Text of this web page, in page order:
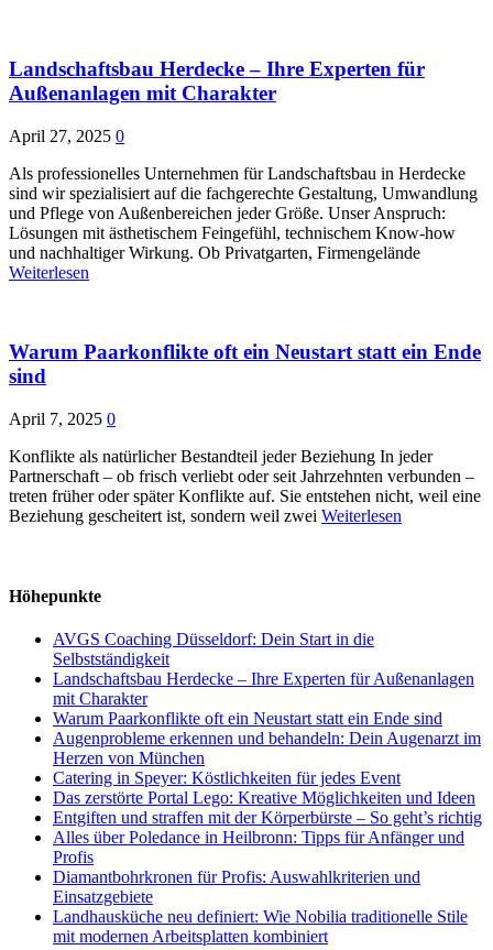
Landschaftsbau Herdecke – Ihre Experten für
Außenanlagen mit Charakter
April 27, 2025 0
Als professionelles Unternehmen für Landschaftsbau in Herdecke
sind wir spezialisiert auf die fachgerechte Gestaltung, Umwandlung
und Pflege von Außenbereichen jeder Größe. Unser Anspruch:
Lösungen mit ästhetischem Feingefühl, technischem Know-how
und nachhaltiger Wirkung. Ob Privatgarten, Firmengelände
Weiterlesen
Warum Paarkonflikte oft ein Neustart statt ein Ende
sind
April 7, 2025 0
Konflikte als natürlicher Bestandteil jeder Beziehung In jeder
Partnerschaft – ob frisch verliebt oder seit Jahrzehnten verbunden –
treten früher oder später Konflikte auf. Sie entstehen nicht, weil eine
Beziehung gescheitert ist, sondern weil zwei Weiterlesen
Höhepunkte
AVGS Coaching Düsseldorf: Dein Start in die
Selbstständigkeit
Landschaftsbau Herdecke – Ihre Experten für Außenanlagen
mit Charakter
Warum Paarkonflikte oft ein Neustart statt ein Ende sind
Augenprobleme erkennen und behandeln: Dein Augenarzt im
Herzen von München
Catering in Speyer: Köstlichkeiten für jedes Event
Das zerstörte Portal Lego: Kreative Möglichkeiten und Ideen
Entgiften und straffen mit der Körperbürste – So geht’s richtig
Alles über Poledance in Heilbronn: Tipps für Anfänger und
Profis
Diamantbohrkronen für Profis: Auswahlkriterien und
Einsatzgebiete
Landhausküche neu definiert: Wie Nobilia traditionelle Stile
mit modernen Arbeitsplatten kombiniert